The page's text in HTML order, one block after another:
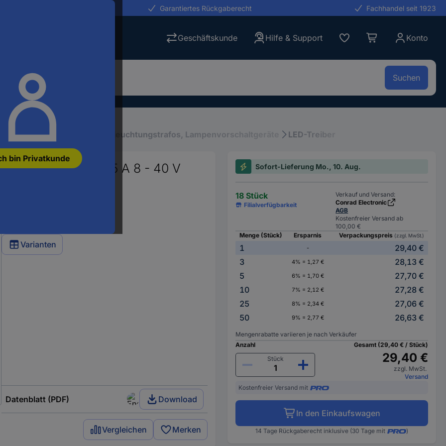
bin Privatkunde
Garantiertes Rückgaberecht Fachhandel seit 1923
Geschäftskunde Hilfe & Support Konto
Suchen
Leuchtenzubehör Beleuchtungstrafos, Lampenvorschaltgeräte LED-Treiber
LED-Trafo 20 W 0.5 A 8 - 40 V
Varianten
Datenblatt (PDF) Download
Vergleichen Merken
Sofort-Lieferung Mo., 10. Aug.
18 Stück
Filialverfügbarkeit
Verkauf und Versand:
Conrad Electronic
AGB
Kostenfreier Versand ab
100,00 €
Menge (Stück)
Ersparnis Verpackungspreis (zzgl. MwSt.)
1 -
29,40 €
3
4% = 1,27 €
28,13 €
5
6% = 1,70 €
27,70 €
10
7% = 2,12 €
27,28 €
25
8% = 2,34 €
27,06 €
50
9% = 2,77 € 26,63 €
Mengenrabatte variieren je nach Verkäufer
Anzahl
Stück
Gesamt (29,40 € / Stück)
29,40 €
zzgl. MwSt.
Versand
Kostenfreier Versand mit
In den Einkaufswagen
14 Tage Rückgaberecht inklusive (30 Tage mit )